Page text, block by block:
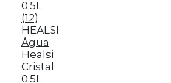
HEALSI
Água
Healsi
Cristal
0.5L